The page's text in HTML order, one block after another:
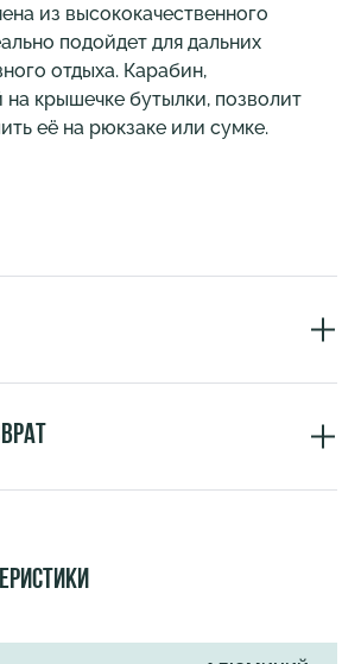
из высококачественного
подойдет для дальних
отдыха. Карабин,
крышечке бутылки, позволит
её на рюкзаке или сумке.